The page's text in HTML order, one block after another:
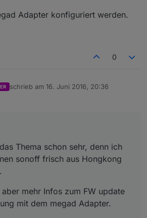
Adapter konfiguriert werden.
0
schrieb am 16. Juni 2016, 20:36
zuletzt editiert von
Thema schon sehr, denn ich
sonoff frisch aus Hongkong
mehr Infos zum FW update
mit dem megad Adapter.